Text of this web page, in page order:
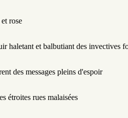
rose
haletant et balbutiant des invectives
des messages pleins d'espoir
étroites rues malaisées